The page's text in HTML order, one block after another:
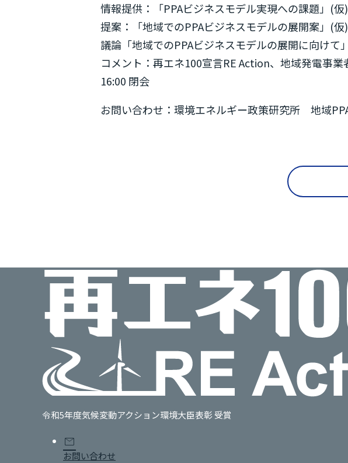
情報提供：「PPAビジネスモデル実現への課題」(
提案：「地域でのPPAビジネスモデルの展開案」(仮
議論「地域でのPPAビジネスモデルの展開に向けて」
コメント：再エネ100宣言RE Action、地域発電事
16:00 閉会
お問い合わせ：環境エネルギー政策研究所 地域
令和5年度気候変動アクション環境大臣表彰 受賞
mail
お問い合わせ